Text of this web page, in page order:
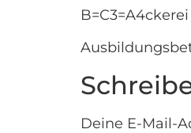
Deine E-Mail-